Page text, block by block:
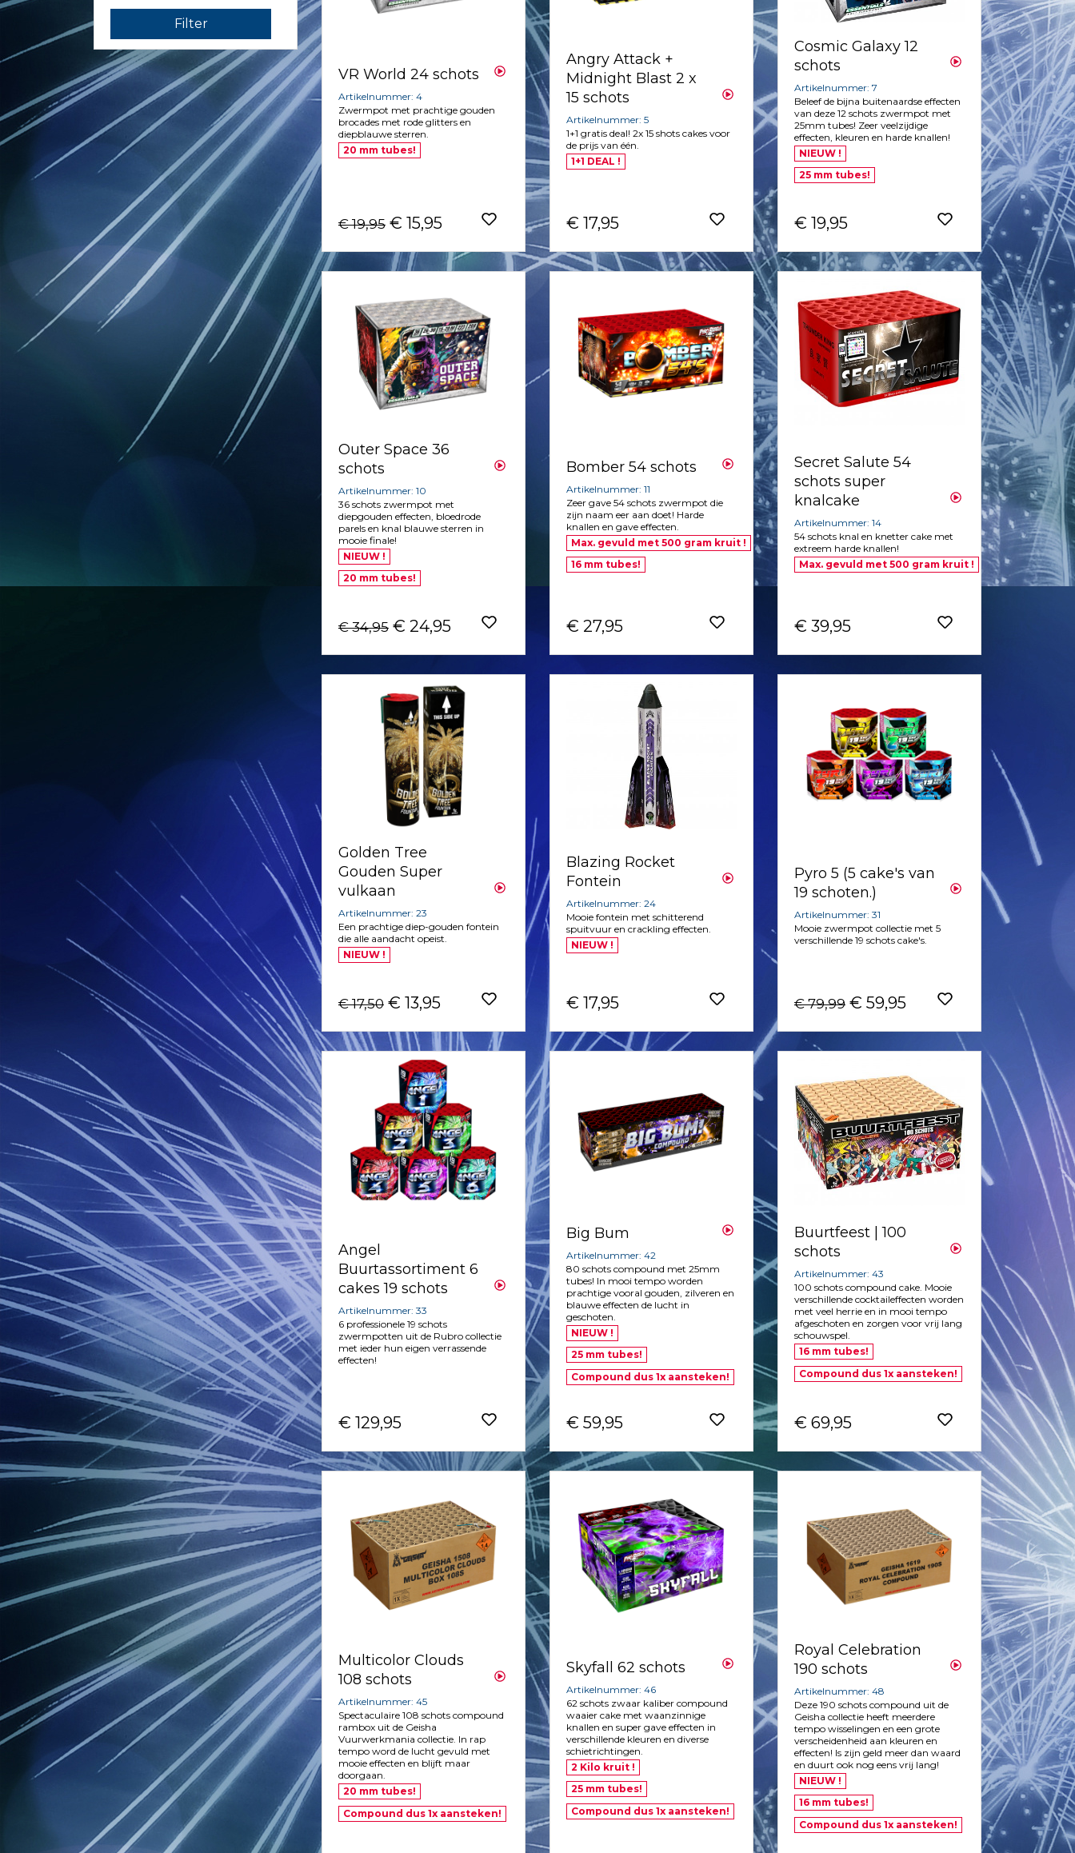
Filter
VR World 24 schots
Artikelnummer: 4
Zwermpot met prachtige gouden
brocades met rode glitters en
diepblauwe sterren.
20 mm tubes!
€ 19,95 € 15,95
Angry Attack +
Midnight Blast 2 x
15 schots
Artikelnummer: 5
1+1 gratis deal! 2x 15 shots cakes voor
de prijs van één.
1+1 DEAL !
€ 17,95
Cosmic Galaxy 12
schots
Artikelnummer: 7
Beleef de bijna buitenaardse effecten
van deze 12 schots zwermpot met
25mm tubes! Zeer veelzijdige
effecten, kleuren en harde knallen!
NIEUW !
25 mm tubes!
€ 19,95
Outer Space 36
schots
Artikelnummer: 10
36 schots zwermpot met
diepgouden effecten, bloedrode
parels en knal blauwe sterren in
mooie finale!
NIEUW !
20 mm tubes!
€ 34,95 € 24,95
Bomber 54 schots
Artikelnummer: 11
Zeer gave 54 schots zwermpot die
zijn naam eer aan doet! Harde
knallen en gave effecten.
Max. gevuld met 500 gram kruit !
16 mm tubes!
€ 27,95
Secret Salute 54
schots super
knalcake
Artikelnummer: 14
54 schots knal en knetter cake met
extreem harde knallen!
Max. gevuld met 500 gram kruit !
€ 39,95
Golden Tree
Gouden Super
vulkaan
Artikelnummer: 23
Een prachtige diep-gouden fontein
die alle aandacht opeist.
NIEUW !
€ 17,50 € 13,95
Blazing Rocket
Fontein
Artikelnummer: 24
Mooie fontein met schitterend
spuitvuur en crackling effecten.
NIEUW !
€ 17,95
Pyro 5 (5 cake's van
19 schoten.)
Artikelnummer: 31
Mooie zwermpot collectie met 5
verschillende 19 schots cake's.
€ 79,99 € 59,95
Angel
Buurtassortiment 6
cakes 19 schots
Artikelnummer: 33
6 professionele 19 schots
zwermpotten uit de Rubro collectie
met ieder hun eigen verrassende
effecten!
€ 129,95
Big Bum
Artikelnummer: 42
80 schots compound met 25mm
tubes! In mooi tempo worden
prachtige vooral gouden, zilveren en
blauwe effecten de lucht in
geschoten.
NIEUW !
25 mm tubes!
Compound dus 1x aansteken!
€ 59,95
Buurtfeest | 100
schots
Artikelnummer: 43
100 schots compound cake. Mooie
verschillende cocktaileffecten worden
met veel herrie en in mooi tempo
afgeschoten en zorgen voor vrij lang
schouwspel.
16 mm tubes!
Compound dus 1x aansteken!
€ 69,95
Multicolor Clouds
108 schots
Artikelnummer: 45
Spectaculaire 108 schots compound
rambox uit de Geisha
Vuurwerkmania collectie. In rap
tempo word de lucht gevuld met
mooie effecten en blijft maar
doorgaan.
20 mm tubes!
Compound dus 1x aansteken!
Skyfall 62 schots
Artikelnummer: 46
62 schots zwaar kaliber compound
waaier cake met waanzinnige
knallen en super gave effecten in
verschillende kleuren en diverse
schietrichtingen.
2 Kilo kruit !
25 mm tubes!
Compound dus 1x aansteken!
Royal Celebration
190 schots
Artikelnummer: 48
Deze 190 schots compound uit de
Geisha collectie heeft meerdere
tempo wisselingen en een grote
verscheidenheid aan kleuren en
effecten! Is zijn geld meer dan waard
en duurt ook nog eens vrij lang!
NIEUW !
16 mm tubes!
Compound dus 1x aansteken!